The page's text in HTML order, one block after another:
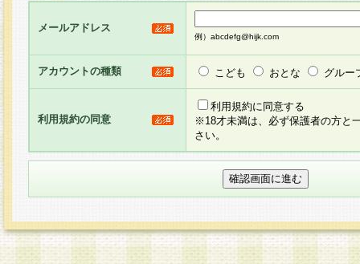
し、その結果を当社が集計・分析その他の利用を
るものです。なお、本サービスは、それぞれの目
員に対して本サービスの依頼を行うこともあり、
た全ての会員に対して本サービスの依頼をすると
りま す。
3.当社は、会員の事前の承諾を得ることなく、当
方 法・手段にて、本規約を任意に制定、変更ま
きるものとします。改定後の本規約等は、本規約
に掲示したときに、その 他の諸規定については
てその効力を生じるものとします。
4.本規約は、会員登録希望者による会員登録手続
メールアドレス
例）abcdefg@hijk.com
アカウントの種類 こども おとな グルー
利用規約の同意
利用規約に同意する
※18才未満は、必ず保護者の方と
さい。